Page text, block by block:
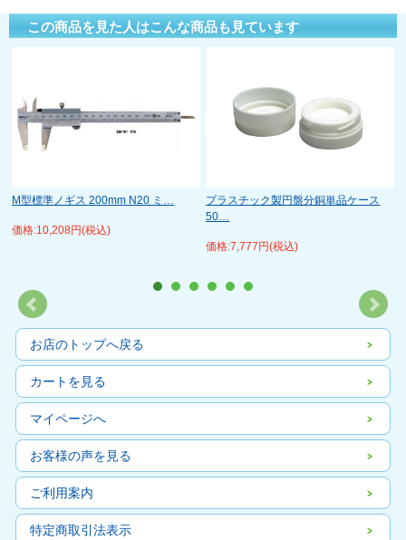
この商品を見た人はこんな商品も見ています
M型標準ノギス 200mm N20 ミ…
価格:10,208円(税込)
プラスチック製円盤分銅単品ケース
50…
価格:7,777円(税込)
お店のトップへ戻る
カートを見る
マイページへ
お客様の声を見る
ご利用案内
特定商取引法表示